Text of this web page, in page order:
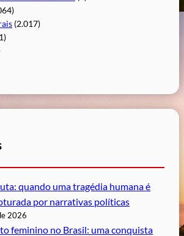
(2.017)
quando uma tragédia humana é
por narrativas políticas
2026
feminino no Brasil: uma conquista